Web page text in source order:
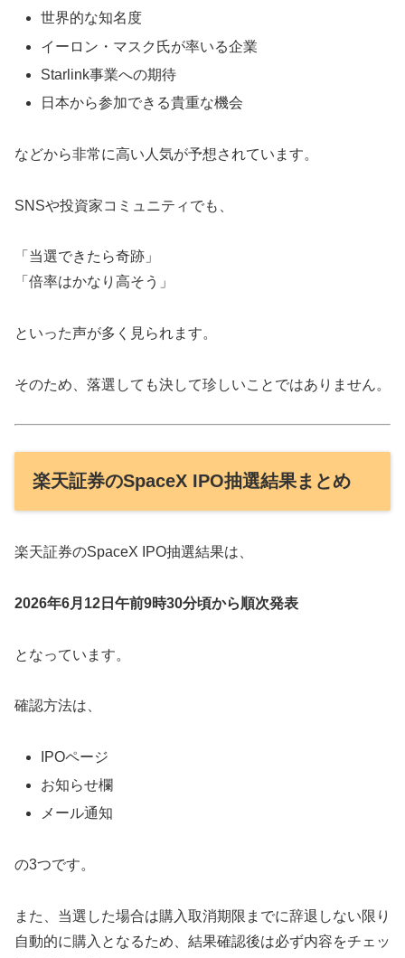
世界的な知名度
イーロン・マスク氏が率いる企業
Starlink事業への期待
日本から参加できる貴重な機会
などから非常に高い人気が予想されています。
SNSや投資家コミュニティでも、
「当選できたら奇跡」
「倍率はかなり高そう」
といった声が多く見られます。
そのため、落選しても決して珍しいことではありません。
楽天証券のSpaceX IPO抽選結果まとめ
楽天証券のSpaceX IPO抽選結果は、
2026年6月12日午前9時30分頃から順次発表
となっています。
確認方法は、
IPOページ
お知らせ欄
メール通知
の3つです。
また、当選した場合は購入取消期限までに辞退しない限り
自動的に購入となるため、結果確認後は必ず内容をチェッ